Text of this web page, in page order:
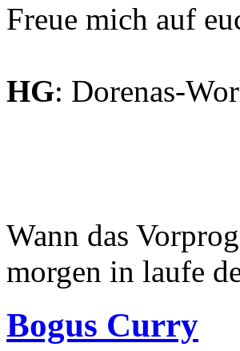
Freue mich auf
HG: Dorenas-
Wann das
morgen in laufe
Bogus Curry